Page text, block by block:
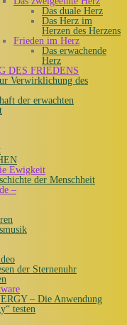
Das duale Herz
Das Herz im
Herzen des Herzens
Frieden im Herz
Das erwachende
Herz
DES FRIEDENS
Verwirklichung des
der erwachten
Ewigkeit
der Menschheit
–
der Sternenuhr
– Die Anwendung
testen